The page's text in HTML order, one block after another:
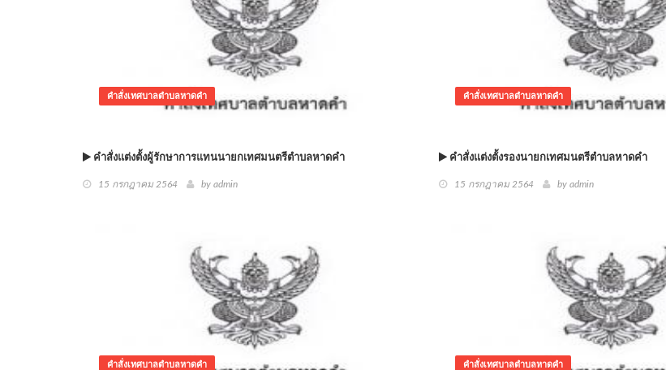
คำสั่งเทศบาลตำบลหาดคำ
คำสั่งแต่งตั้งผู้รักษาการแทนนายกเทศมนตรีตำบลหาดคำ
15 กรกฎาคม 2564 by admin
คำสั่งเทศบาลตำบลหาดคำ
คำสั่งแต่งตั้งรองนายกเทศมนตรีตำบลหาดคำ
15 กรกฎาคม 2564 by admin
คำสั่งเทศบาลตำบลหาดคำ คำสั่งเทศบาลตำบลหาดคำ